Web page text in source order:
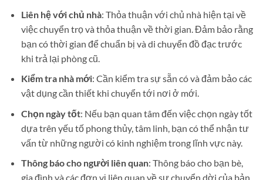
Liên hệ với chủ nhà: Thỏa thuận với chủ nhà hiện tại về
việc chuyển trọ và thỏa thuận về thời gian. Đảm bảo rằng
bạn có thời gian để chuẩn bị và di chuyển đồ đạc trước
khi trả lại phòng cũ.
Kiểm tra nhà mới: Cần kiểm tra sự sẵn có và đảm bảo các
vật dụng cần thiết khi chuyển tới nơi ở mới.
Chọn ngày tốt: Nếu bạn quan tâm đến việc chọn ngày tốt
dựa trên yếu tố phong thủy, tâm linh, bạn có thể nhận tư
vấn từ những người có kinh nghiệm trong lĩnh vực này.
Thông báo cho người liên quan: Thông báo cho bạn bè,
gia đình và các đơn vị liên quan về sự chuyển dời của bản